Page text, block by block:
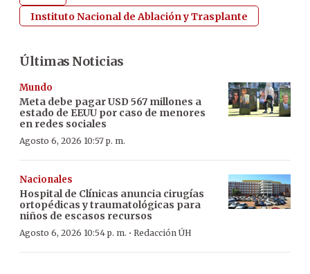
Instituto Nacional de Ablación y Trasplante
Últimas Noticias
Mundo
Meta debe pagar USD 567 millones a
estado de EEUU por caso de menores
en redes sociales
Agosto 6, 2026 10:57 p. m.
Nacionales
Hospital de Clínicas anuncia cirugías
ortopédicas y traumatológicas para
niños de escasos recursos
Agosto 6, 2026 10:54 p. m. · Redacción ÚH